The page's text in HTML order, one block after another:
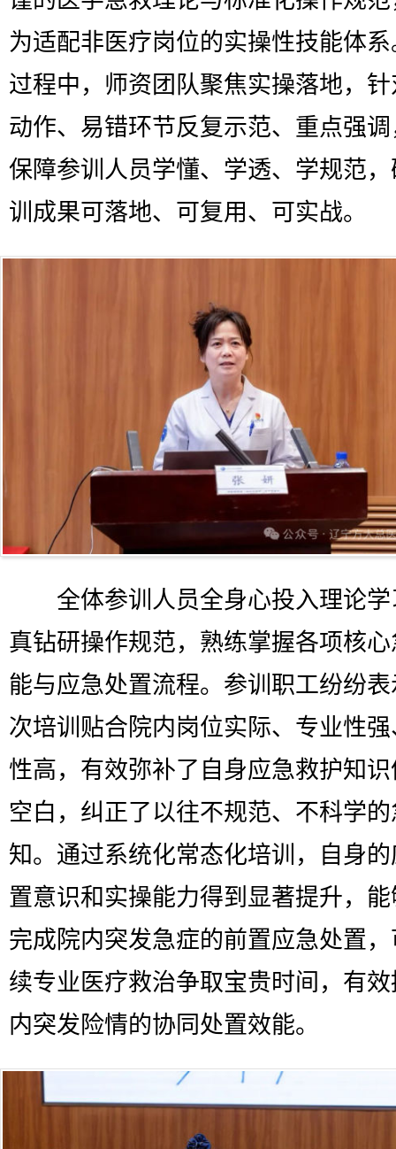
为适配非医疗岗位的实操性技能体
过程中，师资团队聚焦实操落地，
动作、易错环节反复示范、重点强
保障参训人员学懂、学透、学规范
训成果可落地、可复用、可实战。
全体参训人员全身心投入理论学
真钻研操作规范，熟练掌握各项核
能与应急处置流程。参训职工纷纷
次培训贴合院内岗位实际、专业性
性高，有效弥补了自身应急救护知
空白，纠正了以往不规范、不科学
知。通过系统化常态化培训，自身
置意识和实操能力得到显著提升，
完成院内突发急症的前置应急处置
续专业医疗救治争取宝贵时间，有
内突发险情的协同处置效能。